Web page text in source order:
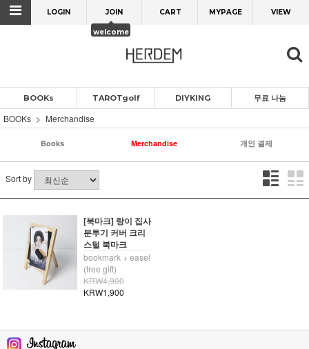
LOGIN JOIN
welcome
CART MYPAGE VIEW
BOOKs TAROTgolf DIYKING 무료 나눔
BOOKs Merchandise
Books Merchandise 개인 결제
Sort by
[북마크] 랑이 집사
분투기 커버 크리
스털 북마크
bookmark + easel
(free gift)
KRW4,900
KRW1,900